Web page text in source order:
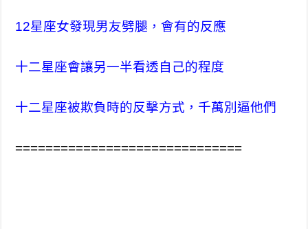
12星座女發現男友劈腿，會有的反應
十二星座會讓另一半看透自己的程度
十二星座被欺負時的反擊方式，千萬別逼他們
==============================